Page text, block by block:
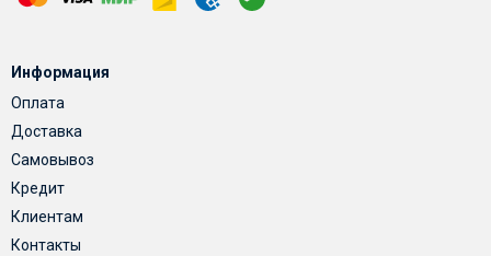
Информация
Оплата
Доставка
Самовывоз
Кредит
Клиентам
Контакты